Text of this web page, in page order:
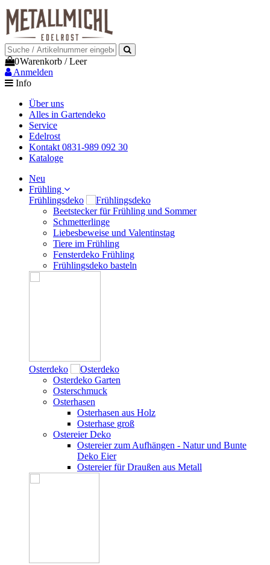
0Warenkorb /Leer
Anmelden
Info
Über uns
Alles in Gartendeko
Service
Edelrost
Kontakt 0831-989 092 30
Kataloge
Neu
Frühling
Frühlingsdeko
Beetstecker für Frühling und Sommer
Schmetterlinge
Liebesbeweise und Valentinstag
Tiere im Frühling
Fensterdeko Frühling
Frühlingsdeko basteln
Osterdeko
Osterdeko Garten
Osterschmuck
Osterhasen
Osterhasen aus Holz
Osterhase groß
Ostereier Deko
Ostereier zum Aufhängen - Natur und Bunte
Deko Eier
Ostereier für Draußen aus Metall